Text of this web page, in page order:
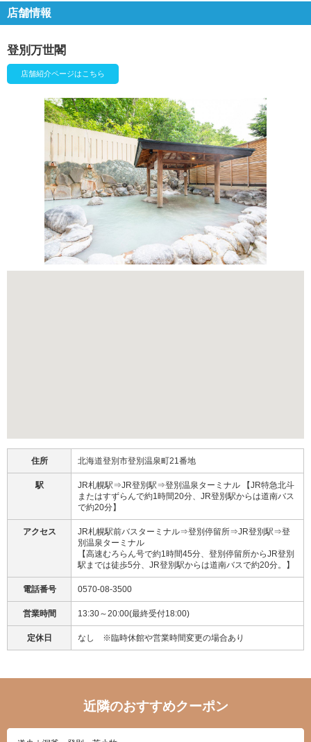
店舗情報
登別万世閣
店舗紹介ページはこちら
住所 北海道登別市登別温泉町21番地
駅
JR札幌駅⇒JR登別駅⇒登別温泉ターミナル 【JR特急北斗
またはすずらんで約1時間20分、JR登別駅からは道南バス
で約20分】
アクセス
JR札幌駅前バスターミナル⇒登別停留所⇒JR登別駅⇒登
別温泉ターミナル
【高速むろらん号で約1時間45分、登別停留所からJR登別
駅までは徒歩5分、JR登別駅からは道南バスで約20分。】
電話番号 0570-08-3500
営業時間 13:30～20:00(最終受付18:00)
定休日 なし ※臨時休館や営業時間変更の場合あり
近隣のおすすめクーポン